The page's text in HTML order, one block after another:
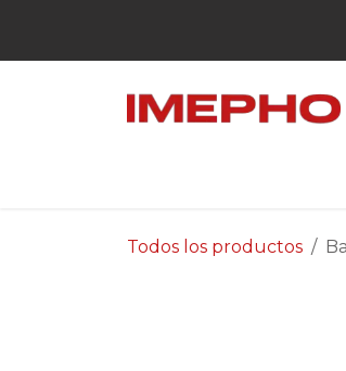
Todos los productos